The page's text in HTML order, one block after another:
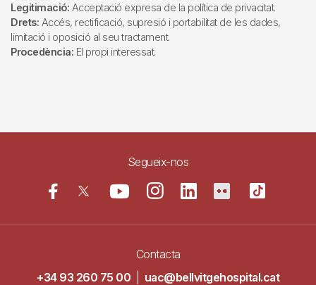
Legitimació: Acceptació expresa de la política de privacitat.
Drets: Accés, rectificació, supresió i portabilitat de les dades,
limitació i oposició al seu tractament.
Procedència: El propi interessat.
Segueix-nos
Contacta
+34 93 260 75 00
uac@bellvitgehospital.cat